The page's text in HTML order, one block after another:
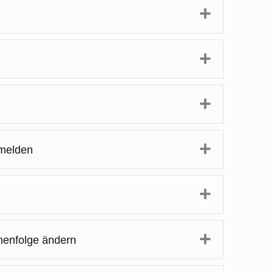
Expand
Expand
Expand
Expand
Expand
ändern Expand